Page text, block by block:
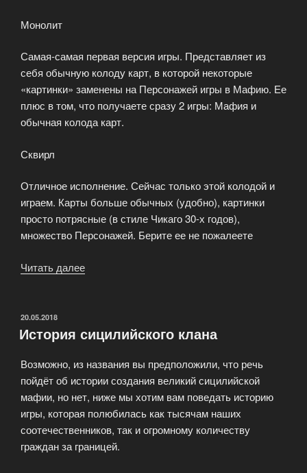
Монолит
Самая-самая первая версия игры. Представляет из
себя обычную колоду карт, в которой некоторые
«картинки» заменены на Персонажей игры в Мафию. Ее
плюс в том, что получаете сразу 2 игры: Мафия и
обычная колода карт.
Сквирл
Отличное исполнение. Сейчас только этой колодой и
играем. Карты больше обычных (удобно), картинки
просто потрясные (в стиле Чикаго 30-х годов),
множество Персонажей. Берите ее не пожалеете
Читать далее
ОПУБЛИКОВАНО
20.05.2018
История сицилийского клана
Возможно, из названия вы предположили, что речь
пойдёт об истории создания великий сицилийской
мафии, но нет, ниже мы хотим вам поведать историю
игры, которая полюбилась как тысячам наших
соотечественников, так и огромному количеству
граждан за границей.